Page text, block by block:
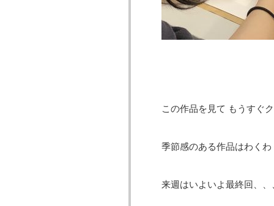
この作品を見て もうすぐ
季節感のある作品はわくわ
来週はいよいよ最終回、、